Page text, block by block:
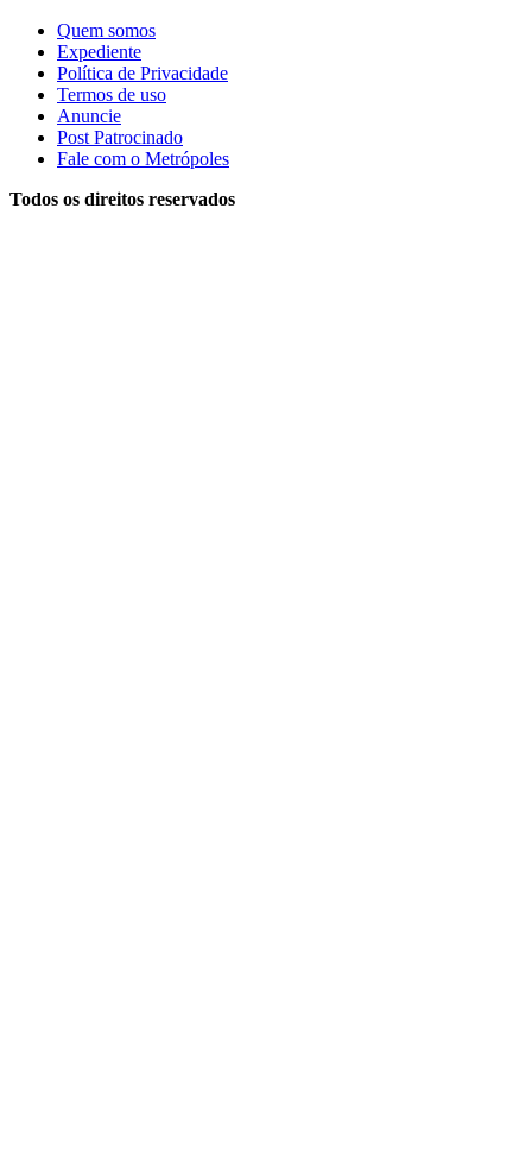
Quem somos
Expediente
Política de Privacidade
Termos de uso
Anuncie
Post Patrocinado
Fale com o Metrópoles
Todos os direitos reservados